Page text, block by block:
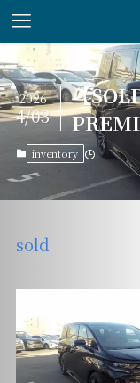
【
2026
4/03
inventory
sold